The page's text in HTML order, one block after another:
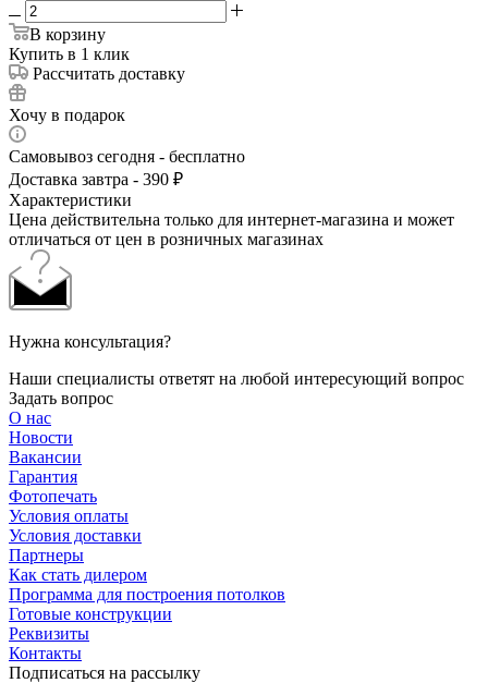
В корзину
Купить в 1 клик
Рассчитать доставку
Хочу в подарок
Самовывоз сегодня - бесплатно
Доставка завтра - 390 ₽
Характеристики
Цена действительна только для интернет-магазина и может
отличаться от цен в розничных магазинах
Нужна консультация?
Наши специалисты ответят на любой интересующий вопрос
Задать вопрос
О нас
Новости
Вакансии
Гарантия
Фотопечать
Условия оплаты
Условия доставки
Партнеры
Как стать дилером
Программа для построения потолков
Готовые конструкции
Реквизиты
Контакты
Подписаться на рассылку